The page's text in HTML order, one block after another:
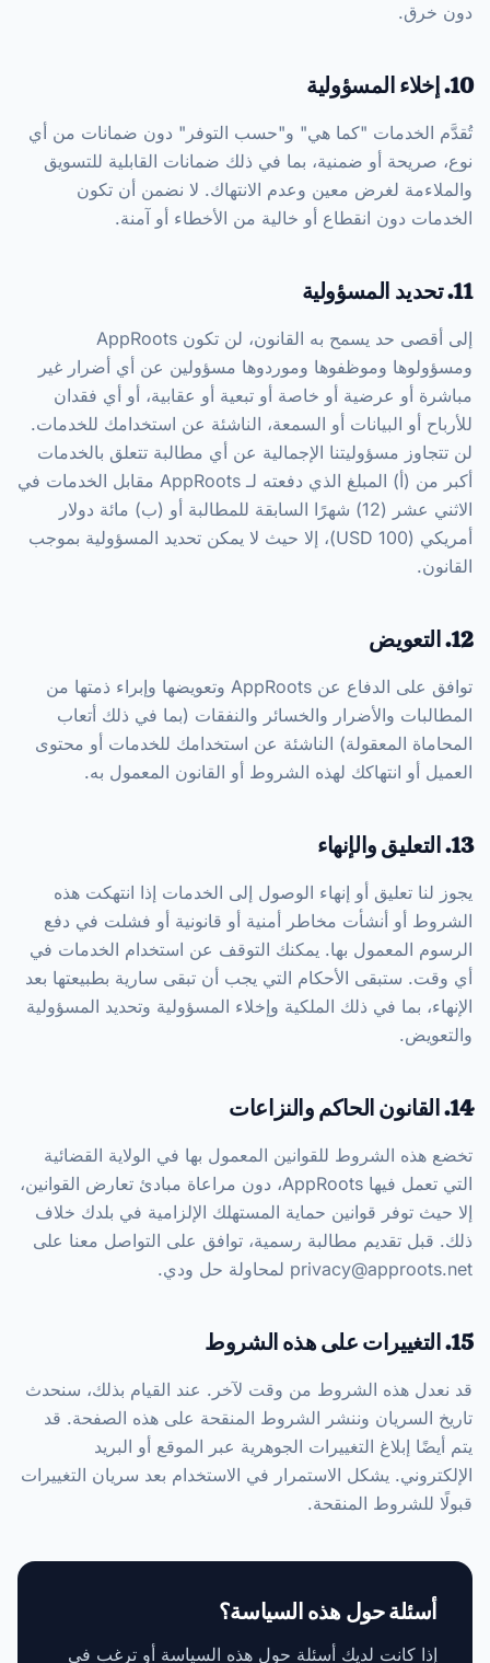
دون خرق.
10. إخلاء المسؤولية
تُقدَّم الخدمات "كما هي" و"حسب التوفر" دون ضمانات من أي
نوع، صريحة أو ضمنية، بما في ذلك ضمانات القابلية للتسويق
والملاءمة لغرض معين وعدم الانتهاك. لا نضمن أن تكون
الخدمات دون انقطاع أو خالية من الأخطاء أو آمنة.
11. تحديد المسؤولية
إلى أقصى حد يسمح به القانون، لن تكون AppRoots
ومسؤولوها وموظفوها وموردوها مسؤولين عن أي أضرار غير
مباشرة أو عرضية أو خاصة أو تبعية أو عقابية، أو أي فقدان
للأرباح أو البيانات أو السمعة، الناشئة عن استخدامك للخدمات.
لن تتجاوز مسؤوليتنا الإجمالية عن أي مطالبة تتعلق بالخدمات
أكبر من (أ) المبلغ الذي دفعته لـ AppRoots مقابل الخدمات في
الاثني عشر (12) شهرًا السابقة للمطالبة أو (ب) مائة دولار
أمريكي (100 USD)، إلا حيث لا يمكن تحديد المسؤولية بموجب
القانون.
12. التعويض
توافق على الدفاع عن AppRoots وتعويضها وإبراء ذمتها من
المطالبات والأضرار والخسائر والنفقات (بما في ذلك أتعاب
المحاماة المعقولة) الناشئة عن استخدامك للخدمات أو محتوى
العميل أو انتهاكك لهذه الشروط أو القانون المعمول به.
13. التعليق والإنهاء
يجوز لنا تعليق أو إنهاء الوصول إلى الخدمات إذا انتهكت هذه
الشروط أو أنشأت مخاطر أمنية أو قانونية أو فشلت في دفع
الرسوم المعمول بها. يمكنك التوقف عن استخدام الخدمات في
أي وقت. ستبقى الأحكام التي يجب أن تبقى سارية بطبيعتها بعد
الإنهاء، بما في ذلك الملكية وإخلاء المسؤولية وتحديد المسؤولية
والتعويض.
14. القانون الحاكم والنزاعات
تخضع هذه الشروط للقوانين المعمول بها في الولاية القضائية
التي تعمل فيها AppRoots، دون مراعاة مبادئ تعارض القوانين،
إلا حيث توفر قوانين حماية المستهلك الإلزامية في بلدك خلاف
ذلك. قبل تقديم مطالبة رسمية، توافق على التواصل معنا على
privacy@approots.net لمحاولة حل ودي.
15. التغييرات على هذه الشروط
قد نعدل هذه الشروط من وقت لآخر. عند القيام بذلك، سنحدث
تاريخ السريان وننشر الشروط المنقحة على هذه الصفحة. قد
يتم أيضًا إبلاغ التغييرات الجوهرية عبر الموقع أو البريد
الإلكتروني. يشكل الاستمرار في الاستخدام بعد سريان التغييرات
قبولًا للشروط المنقحة.
أسئلة حول هذه السياسة؟
إذا كانت لديك أسئلة حول هذه السياسة أو ترغب في